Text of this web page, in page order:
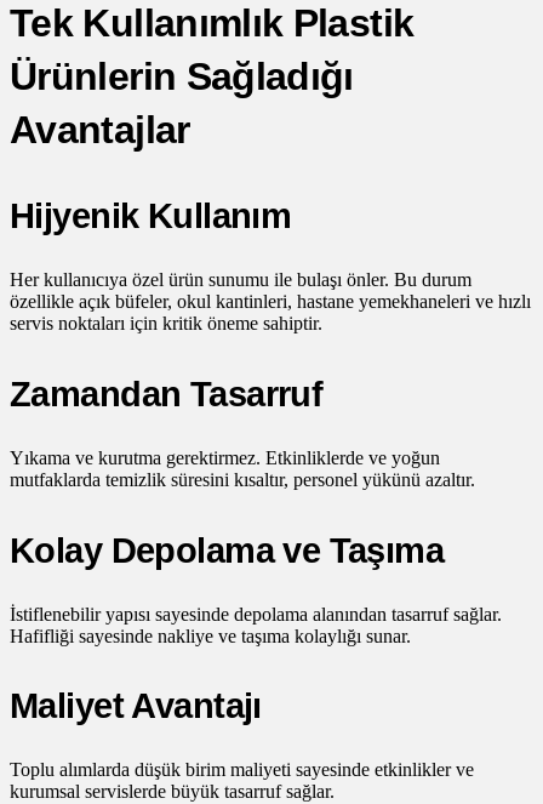
Tek Kullanımlık Plastik
Ürünlerin Sağladığı
Avantajlar
Hijyenik Kullanım
Her kullanıcıya özel ürün sunumu ile bulaşı önler. Bu durum
özellikle açık büfeler, okul kantinleri, hastane yemekhaneleri ve hızlı
servis noktaları için kritik öneme sahiptir.
Zamandan Tasarruf
Yıkama ve kurutma gerektirmez. Etkinliklerde ve yoğun
mutfaklarda temizlik süresini kısaltır, personel yükünü azaltır.
Kolay Depolama ve Taşıma
İstiflenebilir yapısı sayesinde depolama alanından tasarruf sağlar.
Hafifliği sayesinde nakliye ve taşıma kolaylığı sunar.
Maliyet Avantajı
Toplu alımlarda düşük birim maliyeti sayesinde etkinlikler ve
kurumsal servislerde büyük tasarruf sağlar.